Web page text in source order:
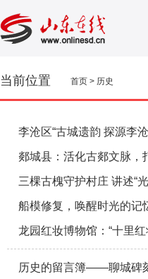
当前位置 首页 > 历史
李沧区“古城遗韵 探源李
郯城县：活化古郯文脉，
三棵古槐守护村庄 讲述“
船模修复，唤醒时光的记
龙园红妆博物馆：“十里红
历史的留言簿——聊城碑